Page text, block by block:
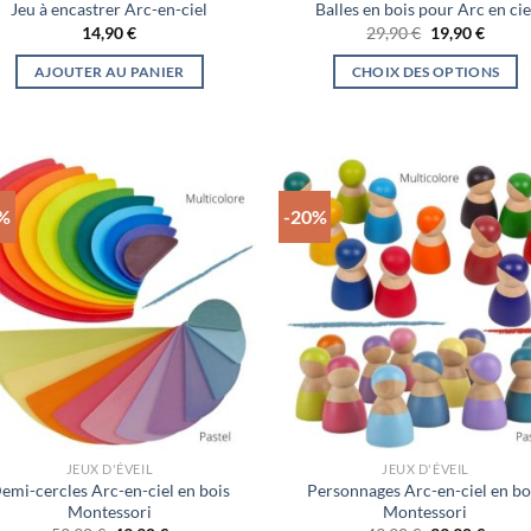
produit
Jeu à encastrer Arc-en-ciel
14,90€
AJOUTER AU PANIER
Balles en bois pour Arc en
29,90€ Le
prix
initial
était :
19,90€Le
actuel
est :
CHOIX DES OPTIONS
plusieurs
variations.
Les
options
peuvent
être
choisies
sur
la
page
produit
JEUX D'ÉVEIL
cercles Arc-en-ciel en bois
Montessori
-20%
JEUX D'ÉVEIL
Personnages Arc-en-ciel en
Montessori